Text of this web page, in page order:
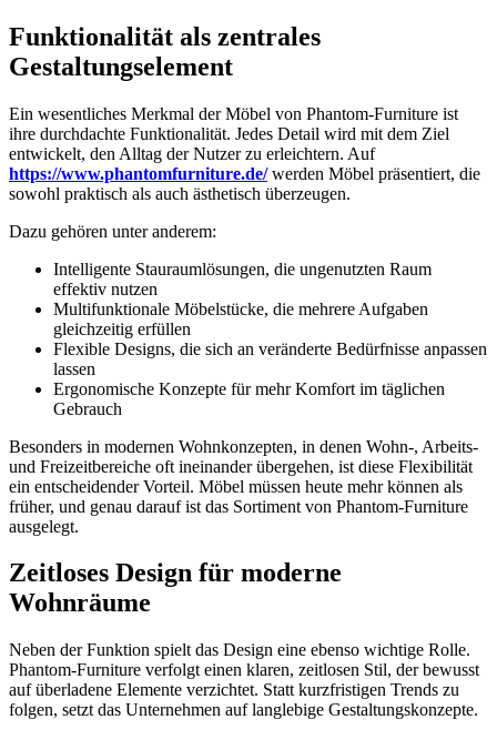
Funktionalität als zentrales
Gestaltungselement
Ein wesentliches Merkmal der Möbel von Phantom-Furniture ist
ihre durchdachte Funktionalität. Jedes Detail wird mit dem Ziel
entwickelt, den Alltag der Nutzer zu erleichtern. Auf
https://www.phantomfurniture.de/werden Möbel präsentiert, die
sowohl praktisch als auch ästhetisch überzeugen.
Dazu gehören unter anderem:
Intelligente Stauraumlösungen, die ungenutzten Raum
effektiv nutzen
Multifunktionale Möbelstücke, die mehrere Aufgaben
gleichzeitig erfüllen
Flexible Designs, die sich an veränderte Bedürfnisse anpassen
lassen
Ergonomische Konzepte für mehr Komfort im täglichen
Gebrauch
Besonders in modernen Wohnkonzepten, in denen Wohn-, Arbeits-
und Freizeitbereiche oft ineinander übergehen, ist diese Flexibilität
ein entscheidender Vorteil. Möbel müssen heute mehr können als
früher, und genau darauf ist das Sortiment von Phantom-Furniture
ausgelegt.
Zeitloses Design für moderne
Wohnräume
Neben der Funktion spielt das Design eine ebenso wichtige Rolle.
Phantom-Furniture verfolgt einen klaren, zeitlosen Stil, der bewusst
auf überladene Elemente verzichtet. Statt kurzfristigen Trends zu
folgen, setzt das Unternehmen auf langlebige Gestaltungskonzepte.